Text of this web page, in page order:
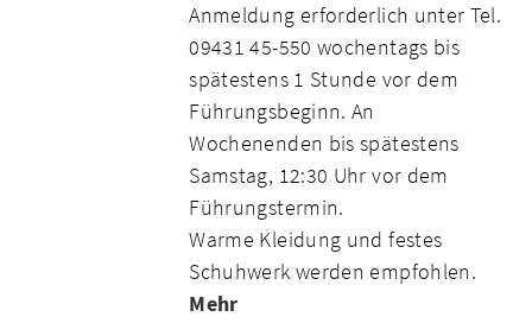
Anmeldung erforderlich unter Tel.
09431 45-550 wochentags bis
spätestens 1 Stunde vor dem
Führungsbeginn. An
Wochenenden bis spätestens
Samstag, 12:30 Uhr vor dem
Führungstermin.
Warme Kleidung und festes
Schuhwerk werden empfohlen.
Mehr